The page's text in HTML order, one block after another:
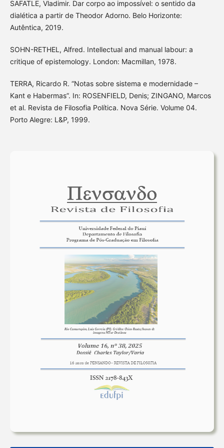
SAFATLE, Vladimir. Dar corpo ao impossível: o sentido da
dialética a partir de Theodor Adorno. Belo Horizonte:
Autêntica, 2019.
SOHN-RETHEL, Alfred. Intellectual and manual labour: a
critique of epistemology. London: Macmillan, 1978.
TERRA, Ricardo R. “Notas sobre sistema e modernidade –
Kant e Habermas”. In: ROSENFIELD, Denis; ZINGANO, Marcos
et al. Revista de Filosofia Política. Nova Série. Volume 04.
Porto Alegre: L&P, 1999.